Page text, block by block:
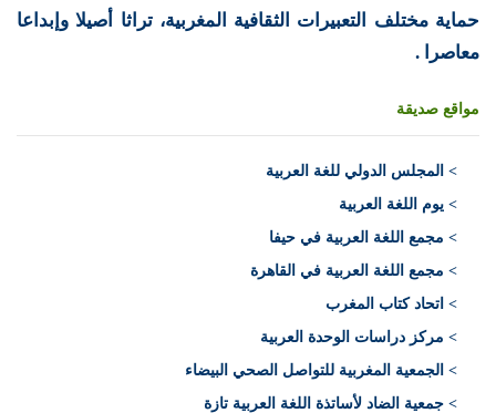
حماية مختلف التعبيرات الثقافية المغربية، تراثا أصيلا وإبداعا
معاصرا .
مواقع صديقة
> المجلس الدولي للغة العربية
> يوم اللغة العربية
> مجمع اللغة العربية في حيفا
> مجمع اللغة العربية في القاهرة
> اتحاد كتاب المغرب
> مركز دراسات الوحدة العربية
> الجمعية المغربية للتواصل الصحي البيضاء
> جمعية الضاد لأساتذة اللغة العربية تازة